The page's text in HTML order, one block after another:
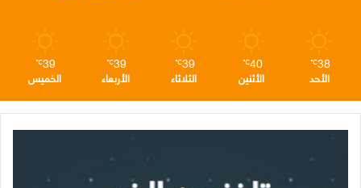
38
℃
الأحد
40
℃
الأثنين
39
℃
الثلاثاء
39
℃
الأربعاء
39
℃
الخميس